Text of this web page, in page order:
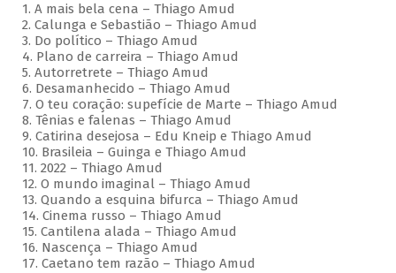
1. A mais bela cena – Thiago Amud
2. Calunga e Sebastião – Thiago Amud
3. Do político – Thiago Amud
4. Plano de carreira – Thiago Amud
5. Autorretrete – Thiago Amud
6. Desamanhecido – Thiago Amud
7. O teu coração: supefície de Marte – Thiago Amud
8. Tênias e falenas – Thiago Amud
9. Catirina desejosa – Edu Kneip e Thiago Amud
10. Brasileia – Guinga e Thiago Amud
11. 2022 – Thiago Amud
12. O mundo imaginal – Thiago Amud
13. Quando a esquina bifurca – Thiago Amud
14. Cinema russo – Thiago Amud
15. Cantilena alada – Thiago Amud
16. Nascença – Thiago Amud
17. Caetano tem razão – Thiago Amud